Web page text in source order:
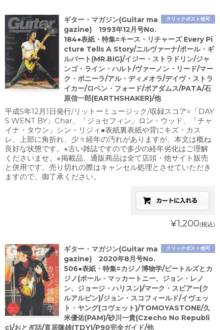
クリックポスト他可
ギター・マガジン(Guitar ma
gazine) 1993年12月号No.
184●表紙・特集=キース・リチャーズ Every Pi
cture Tells A Story/ニルヴァーナ/ポール・ギ
ルバート(MR.BIG)/イジー・ストラドリン/ジャ
ンゴ・ライン・ハルト/ヴァーノン・リード/マー
ク・ボニーラ/アル・ディメオラ/デイヴ・ストラ
イカー/ロベン・フォード/ボアダムス/PATA/石
原信一郎(EARTHSHAKER)/他
平成5年12月1日発行/リットーミュージック/収録スコア=「DAY
S WENT BY」Char、「ジョセフィン」ロン・ウッド、「チャ
イナ・タウン」シン・リジィ●表紙裏表紙や背にキズ・カス
レ、上部に角折れ、少々経年の汚れがありますが、本文は概ね
良好な状態です。※古い雑誌ですので多少の経年劣化はご理解
くださいませ。※掲載品、通販商品は全て店頭・他サイト販売
と併用です。売り切れの際はキャンセル処理とさせていただき
ますので、御了承ください。
¥1,200(税込)
クリックポスト他可
ギター・マガジン(Guitar ma
gazine) 2020年8月号No.
506●表紙・特集=カジノ博物学/ビートルズとカ
ジノ(ポール・マッカートニー、ジョン・レノ
ン、ジョージ・ハリスン)/マーク・スピアー(ク
ルアルビン)/ジョン・スコフィールド/イヴェッ
ト・ヤング(コヴェット)/TOMOYASTONE/久
米優佑(PAM)/砂川一貴(Czecho No Republi
c)/おとぎ話/直居隆雄(TDY)/P90完全ガイド/他